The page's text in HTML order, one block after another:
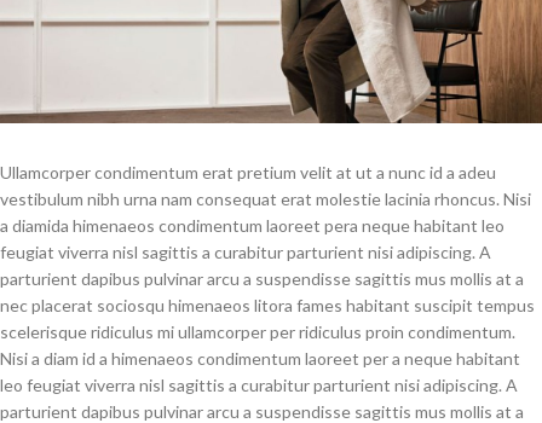
Ullamcorper condimentum erat pretium velit at ut a nunc id a adeu
vestibulum nibh urna nam consequat erat molestie lacinia rhoncus. Nisi
a diamida himenaeos condimentum laoreet pera neque habitant leo
feugiat viverra nisl sagittis a curabitur parturient nisi adipiscing. A
parturient dapibus pulvinar arcu a suspendisse sagittis mus mollis at a
nec placerat sociosqu himenaeos litora fames habitant suscipit tempus
scelerisque ridiculus mi ullamcorper per ridiculus proin condimentum.
Nisi a diam id a himenaeos condimentum laoreet per a neque habitant
leo feugiat viverra nisl sagittis a curabitur parturient nisi adipiscing. A
parturient dapibus pulvinar arcu a suspendisse sagittis mus mollis at a